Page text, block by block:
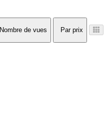
Nombre de vues Par prix